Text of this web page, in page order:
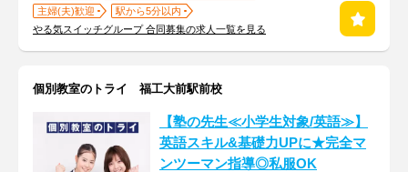
主婦(夫)歓迎
駅から5分以内
やる気スイッチグループ 合同募集の求人一覧を見る
個別教室のトライ 福工大前駅前校
【塾の先生≪小学生対象/英語≫】
英語スキル&基礎力UPに★完全マ
ンツーマン指導◎私服OK